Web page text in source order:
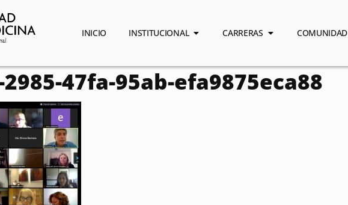
INICIO INSTITUCIONAL CARRERAS COMUNIDAD
47fa-95ab-efa9875eca88